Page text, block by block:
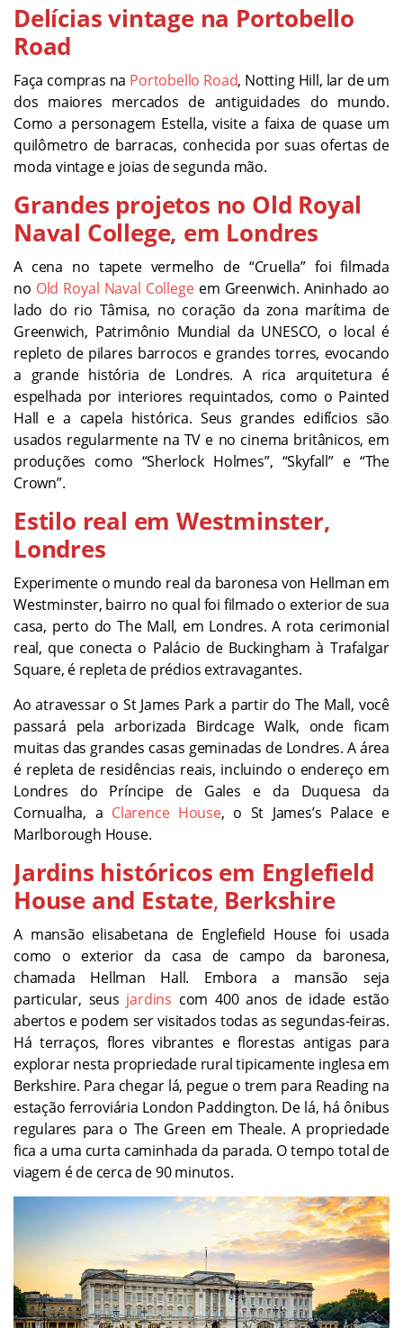
Delícias vintage na Portobello
Road
Faça compras na Portobello Road, Notting Hill, lar de um
dos maiores mercados de antiguidades do mundo.
Como a personagem Estella, visite a faixa de quase um
quilômetro de barracas, conhecida por suas ofertas de
moda vintage e joias de segunda mão.
Grandes projetos no Old Royal
Naval College, em Londres
A cena no tapete vermelho de “Cruella” foi filmada
no Old Royal Naval Collegeem Greenwich. Aninhado ao
lado do rio Tâmisa, no coração da zona marítima de
Greenwich, Patrimônio Mundial da UNESCO, o local é
repleto de pilares barrocos e grandes torres, evocando
a grande história de Londres. A rica arquitetura é
espelhada por interiores requintados, como o Painted
Hall e a capela histórica. Seus grandes edifícios são
usados regularmente na TV e no cinema britânicos, em
produções como “Sherlock Holmes”, “Skyfall” e “The
Crown”.
Estilo real em Westminster,
Londres
Experimente o mundo real da baronesa von Hellman em
Westminster, bairro no qual foi filmado o exterior de sua
casa, perto do The Mall, em Londres. A rota cerimonial
real, que conecta o Palácio de Buckingham à Trafalgar
Square, é repleta de prédios extravagantes.
Ao atravessar o St James Park a partir do The Mall, você
passará pela arborizada Birdcage Walk, onde ficam
muitas das grandes casas geminadas de Londres. A área
é repleta de residências reais, incluindo o endereço em
Londres do Príncipe de Gales e da Duquesa da
Cornualha, a Clarence House, o St James’s Palace e
Marlborough House.
Jardins históricos em Englefield
House and Estate, Berkshire
A mansão elisabetana de Englefield House foi usada
como o exterior da casa de campo da baronesa,
chamada Hellman Hall. Embora a mansão seja
particular, seus jardins com 400 anos de idade estão
abertos e podem ser visitados todas as segundas-feiras.
Há terraços, flores vibrantes e florestas antigas para
explorar nesta propriedade rural tipicamente inglesa em
Berkshire. Para chegar lá, pegue o trem para Reading na
estação ferroviária London Paddington. De lá, há ônibus
regulares para o The Green em Theale. A propriedade
fica a uma curta caminhada da parada. O tempo total de
viagem é de cerca de 90 minutos.